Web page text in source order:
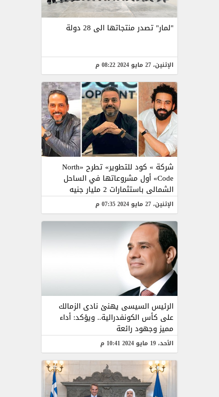
"لمار" تصدر منتجاتها الى 28 دولة
الإثنين، 27 مايو 2024 08:22 م
شركة » كود للتطوير» تطرح «North
Code» أول مشروعاتها في الساحل
الشمالى باستثمارات 2 مليار جنيه
الإثنين، 27 مايو 2024 07:35 م
الرئيس السيسى يهنئ نادى الزمالك
على كأس الكونفدرالية.. ويؤكد: أداء
مميز وجهود رائعة
الأحد، 19 مايو 2024 10:41 م